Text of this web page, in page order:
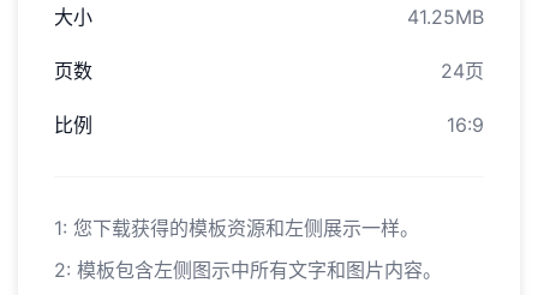
大小 41.25MB
页数 24页
比例 16:9
1: 您下载获得的模板资源和左侧展示一样。
2: 模板包含左侧图示中所有文字和图片内容。